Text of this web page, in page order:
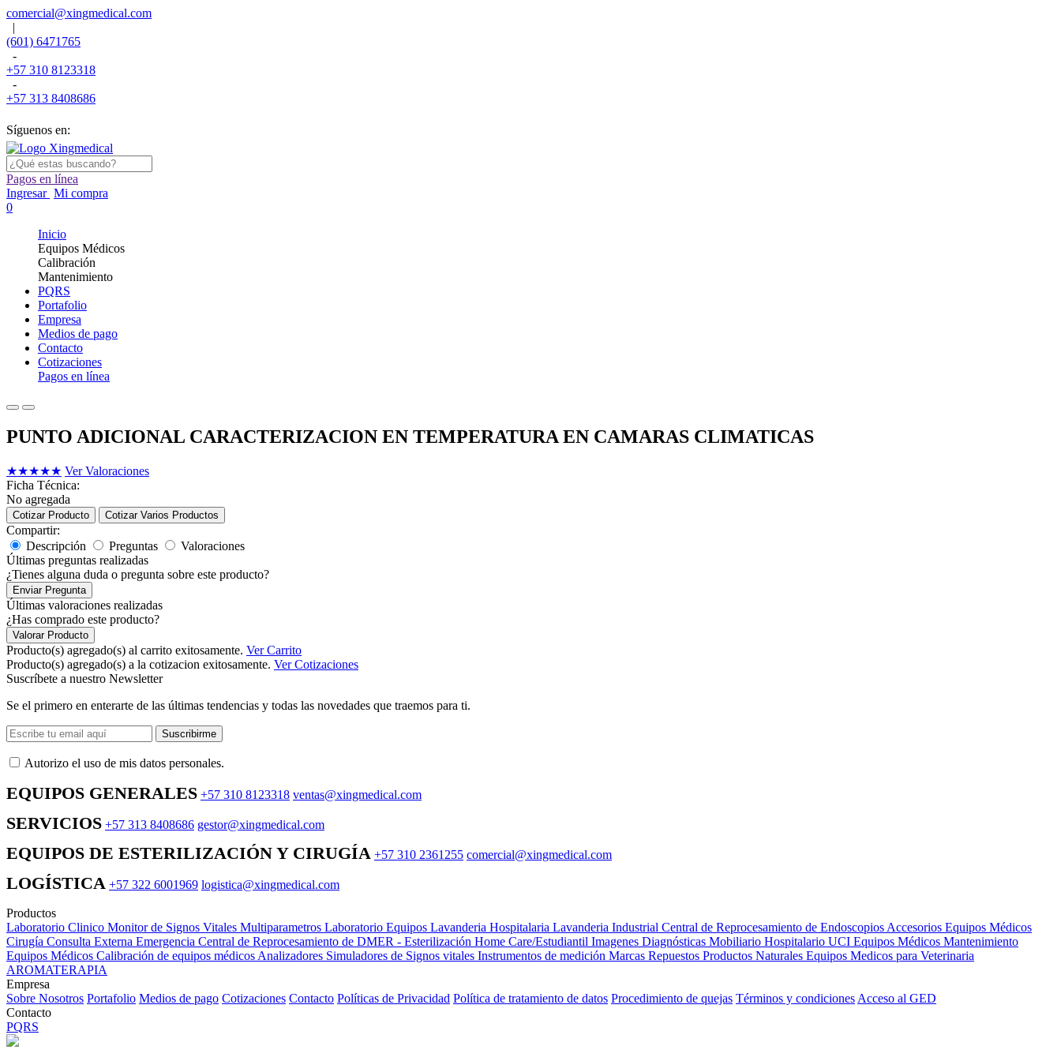
comercial@xingmedical.com
|
(601) 6471765
-
+57 310 8123318
-
+57 313 8408686
Síguenos en:
Pagos en línea
Ingresar Mi compra
0
Inicio
Equipos Médicos
Calibración
Mantenimiento
PQRS
Portafolio
Empresa
Medios de pago
Contacto
Cotizaciones
Pagos en línea
PUNTO ADICIONAL CARACTERIZACION EN TEMPERATURA EN CAMARAS CLIMATICAS
★★★★★ Ver Valoraciones
Ficha Técnica:
No agregada
Cotizar Producto Cotizar Varios Productos
Compartir:
Descripción
Preguntas
Valoraciones
Últimas preguntas realizadas
¿Tienes alguna duda o pregunta sobre este producto?
Enviar Pregunta
Últimas valoraciones realizadas
¿Has comprado este producto?
Valorar Producto
Producto(s) agregado(s) al carrito exitosamente. Ver Carrito
Producto(s) agregado(s) a la cotizacion exitosamente. Ver Cotizaciones
Suscríbete a nuestro Newsletter
Se el primero en enterarte de las últimas tendencias y todas las novedades que traemos para ti.
Suscribirme
Autorizo ​​el uso de mis datos personales.
EQUIPOS GENERALES +57 310 8123318 ventas@xingmedical.com
SERVICIOS +57 313 8408686 gestor@xingmedical.com
EQUIPOS DE ESTERILIZACIÓN Y CIRUGÍA +57 310 2361255 comercial@xingmedical.com
LOGÍSTICA +57 322 6001969 logistica@xingmedical.com
Productos
Laboratorio Clinico Monitor de Signos Vitales Multiparametros Laboratorio Equipos Lavanderia Hospitalaria Lavanderia Industrial Central de Reprocesamiento de Endoscopios Accesorios Equipos Médicos
Cirugía Consulta Externa Emergencia Central de Reprocesamiento de DMER - Esterilización Home Care/Estudiantil Imagenes Diagnósticas Mobiliario Hospitalario UCI Equipos Médicos Mantenimiento
Equipos Médicos Calibración de equipos médicos Analizadores Simuladores de Signos vitales Instrumentos de medición Marcas Repuestos Productos Naturales Equipos Medicos para Veterinaria
AROMATERAPIA
Empresa
Sobre Nosotros Portafolio Medios de pago Cotizaciones Contacto Políticas de Privacidad Política de tratamiento de datos Procedimiento de quejas Términos y condiciones Acceso al GED
Contacto
PQRS